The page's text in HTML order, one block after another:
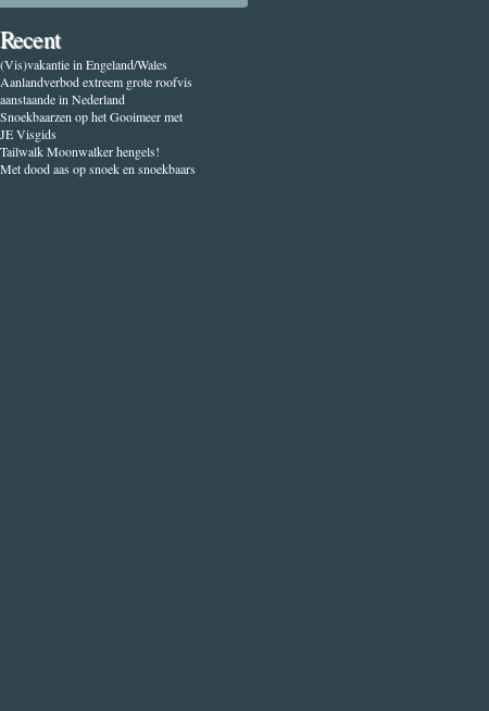
Recent
(Vis)vakantie in Engeland/Wales
Aanlandverbod extreem grote roofvis
aanstaande in Nederland
Snoekbaarzen op het Gooimeer met
JE Visgids
Tailwalk Moonwalker hengels!
Met dood aas op snoek en snoekbaars